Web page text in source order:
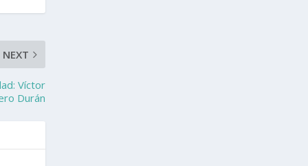
NEXT
Víctor
Durán